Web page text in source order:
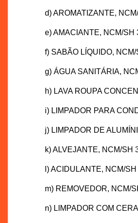
d) AROMATIZANTE,
e) AMACIANTE, NCM/SH
f) SABÃO LÍQUIDO,
g) ÁGUA SANITÁRIA,
h) LAVA ROUPA
i) LIMPADOR PARA
j) LIMPADOR DE
k) ALVEJANTE, NCM/SH
l) ACIDULANTE, NCM/
m) REMOVEDOR, NCM/
n) LIMPADOR COM